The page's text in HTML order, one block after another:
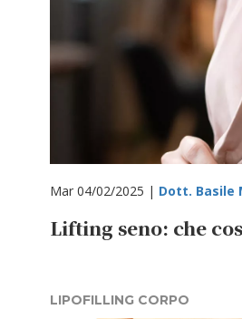
Mar 04/02/2025 | Dott. Basile
Lifting seno: che
LIPOFILLING CORPO